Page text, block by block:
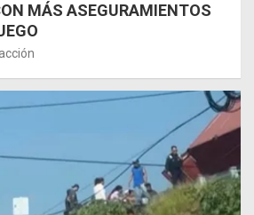
MÁS ASEGURAMIENTOS